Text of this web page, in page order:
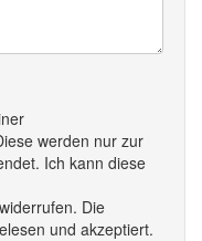
werden nur zur
Ich kann diese
Die
und akzeptiert.